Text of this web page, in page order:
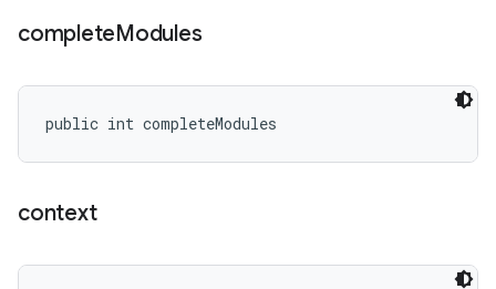
completeModules
public int completeModules
context